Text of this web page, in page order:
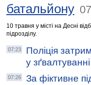
батальйону
10 травня у місті на Десні
підрозділу.
07:23
Поліція
у
07:26 За фіктивне